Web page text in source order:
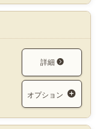
詳細
オプション